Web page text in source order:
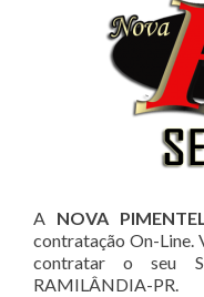
A NOVA
contratação On-Line.
contratar o seu
RAMILÂNDIA-PR.